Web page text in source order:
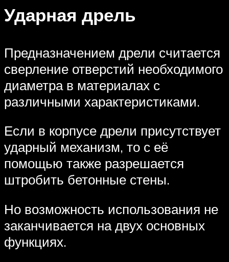
Ударная дрель
Предназначением дрели считается
сверление отверстий необходимого
диаметра в материалах с
различными характеристиками.
Если в корпусе дрели присутствует
ударный механизм, то с её
помощью также разрешается
штробить бетонные стены.
Но возможность использования не
заканчивается на двух основных
функциях.